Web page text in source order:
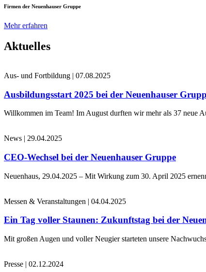
Firmen der Neuenhauser Gruppe
Mehr erfahren
Aktuelles
Aus- und Fortbildung | 07.08.2025
Ausbildungsstart 2025 bei der Neuenhauser
Willkommen im Team! Im August durften wir mehr als 37 neue
News | 29.04.2025
CEO-Wechsel bei der Neuenhauser Gruppe
Neuenhaus, 29.04.2025 – Mit Wirkung zum 30. April 2025
Messen & Veranstaltungen | 04.04.2025
Ein Tag voller Staunen: Zukunftstag bei der
Mit großen Augen und voller Neugier starteten unsere
Presse | 02.12.2024